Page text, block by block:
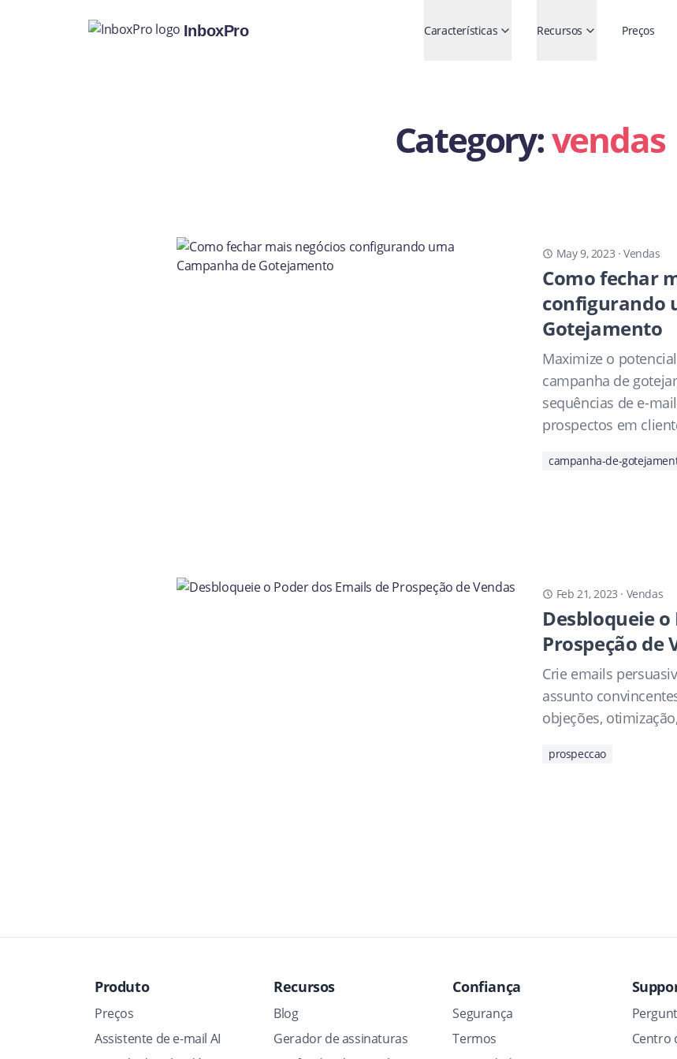
InboxPro Características Recursos Preços
Category:vendas
May 9, 2023 ·Vendas
Como fechar
configurando
Gotejamento
Maximize o
campanha de
sequências de e-
prospectos em
campanha-de-
Feb 21, 2023 · Vendas
Desbloqueie o
Prospeção de
Crie emails
assunto
objeções,
prospeccao
Produto
Preços
Assistente de e-mail AI
Recursos
Blog
Gerador de assinaturas
Confiança
Segurança
Termos
Centro